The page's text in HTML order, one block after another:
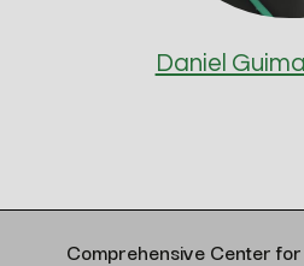
Daniel
Comprehensive Center